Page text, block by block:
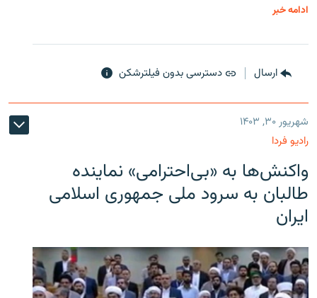
ادامه خبر
ارسال دسترسی بدون فیلترشکن
شهریور ۳۰, ۱۴۰۳
رادیو فردا
واکنش‌ها به «بی‌احترامی» نماینده
طالبان به سرود ملی جمهوری اسلامی
ایران